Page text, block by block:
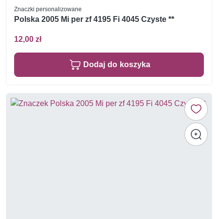
Znaczki personalizowane
Polska 2005 Mi per zf 4195 Fi 4045 Czyste **
12,00 zł
Dodaj do koszyka